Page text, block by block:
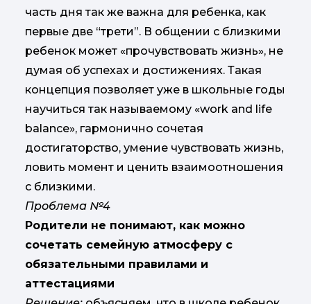
часть дня так же важна для ребенка, как
первые две “трети”. В общении с близкими
ребенок может «прочувствовать жизнь», не
думая об успехах и достижениях. Такая
концепция позволяет уже в школьные годы
научиться так называемому «work and life
balance», гармонично сочетая
достигаторство, умение чувствовать жизнь,
ловить момент и ценить взаимоотношения
с близкими.
Проблема №4
Родители не понимают, как можно
сочетать семейную атмосферу с
обязательными правилами и
аттестациями